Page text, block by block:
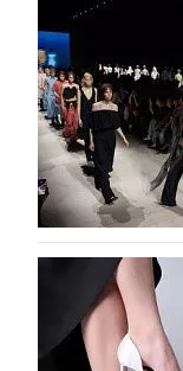
На участие
На участие в
октября, уже